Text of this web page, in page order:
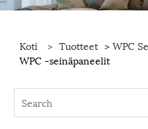
Koti > Tuotteet >WPC
WPC -seinäpaneelit